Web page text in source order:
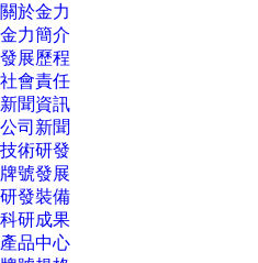
關於金力
金力簡介
發展歷程
社會責任
新聞資訊
公司新聞
技術研發
牌號發展
研發裝備
科研成果
產品中心